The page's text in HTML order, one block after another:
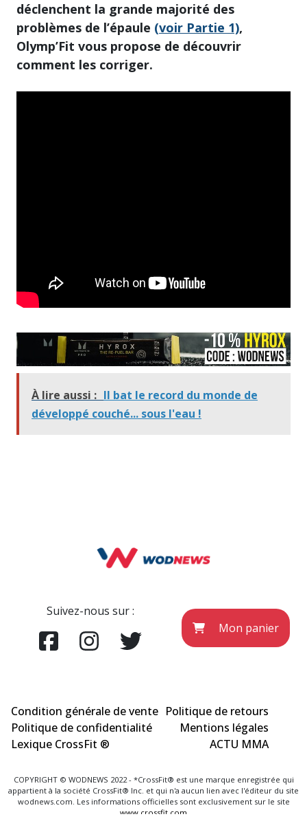
déclenchent la grande majorité des
problèmes de l’épaule (voir Partie 1),
Olymp’Fit vous propose de découvrir
comment les corriger.
À lire aussi : Il bat le record du monde de
développé couché... sous l'eau !
Suivez-nous sur :
Mon panier
Condition générale de vente Politique de retours
Politique de confidentialité
Mentions légales
Lexique CrossFit ®
ACTU MMA
COPYRIGHT © WODNEWS 2022 - *CrossFit® est une marque enregistrée qui
appartient à la société CrossFit® Inc. et qui n'a aucun lien avec l'éditeur du site
wodnews.com. Les informations officielles sont exclusivement sur le site
www.crossfit.com